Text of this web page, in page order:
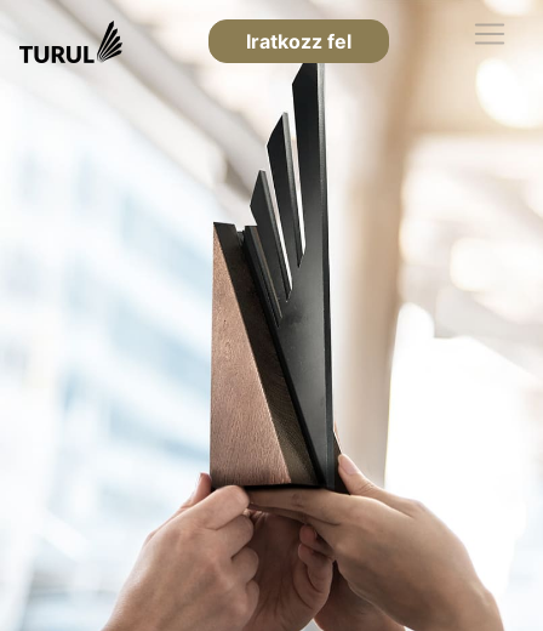
Iratkozz fel